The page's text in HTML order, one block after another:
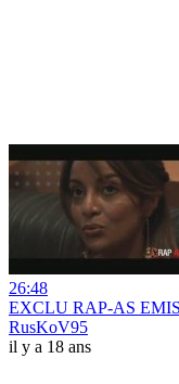
26:48
EXCLU RAP-AS
RusKoV95
il y a 18 ans